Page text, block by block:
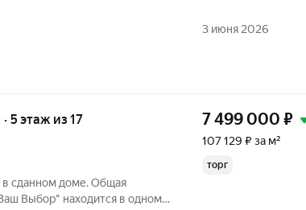
и встроенная мебель в
3 июня 2026
5 этаж из 17
в сданном доме. Общая
Выбор" находится в одном
7 499 000 ₽
107 129 ₽ за м²
торг